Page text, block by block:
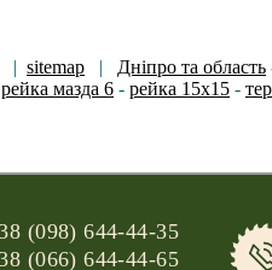
| sitemap | Дніпро та область
рейка мазда 6 - рейка 15х15 -